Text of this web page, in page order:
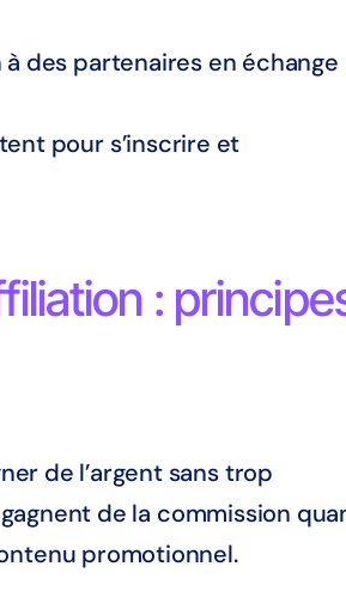
des partenaires en échange
pour s’inscrire et
:
de l’argent sans trop
de la commission
promotionnel.